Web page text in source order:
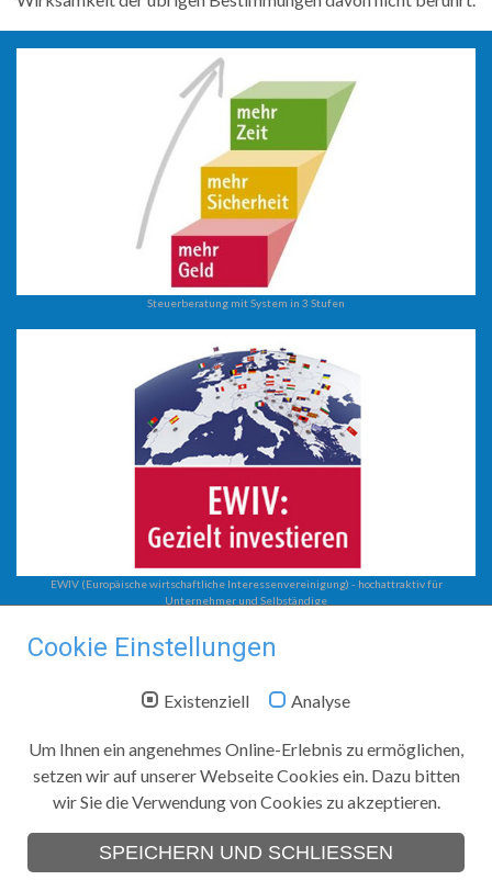
Steuerberatung mit System in 3 Stufen
EWIV (Europäische wirtschaftliche Interessenvereinigung) - hochattraktiv für
Unternehmer und Selbständige
Steuerberatung
Unternehmensberatung
Steuerkanzlei Jobst
Zwickauer Straße 208
09116 Chemnitz
+49 (0)371 366 74 40
Telefax:
Cookie Einstellungen
Existenziell Analyse
Um Ihnen ein angenehmes Online-Erlebnis zu ermöglichen,
setzen wir auf unserer Webseite Cookies ein. Dazu bitten
wir Sie die Verwendung von Cookies zu akzeptieren.
SPEICHERN UND SCHLIESSEN